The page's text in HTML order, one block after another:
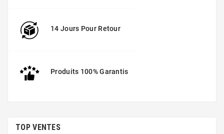
14 Jours Pour Retour
Produits 100% Garantis
TOP VENTES